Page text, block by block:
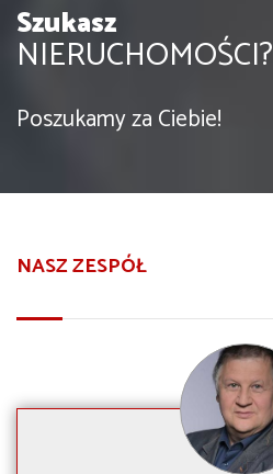
Szukasz
NIERUCHOMOŚCI?
Poszukamy za Ciebie!
NASZ ZESPÓŁ